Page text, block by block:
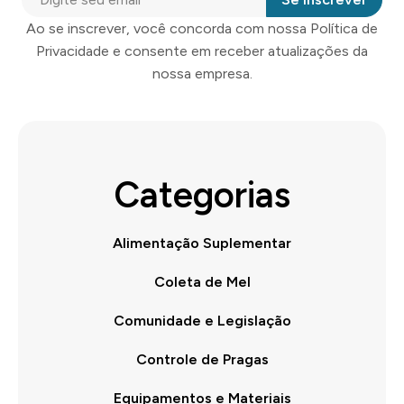
Ao se inscrever, você concorda com nossa Política de
Privacidade e consente em receber atualizações da
nossa empresa.
Categorias
Alimentação Suplementar
Coleta de Mel
Comunidade e Legislação
Controle de Pragas
Equipamentos e Materiais